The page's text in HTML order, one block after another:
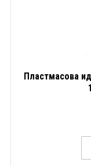
Пластмасова